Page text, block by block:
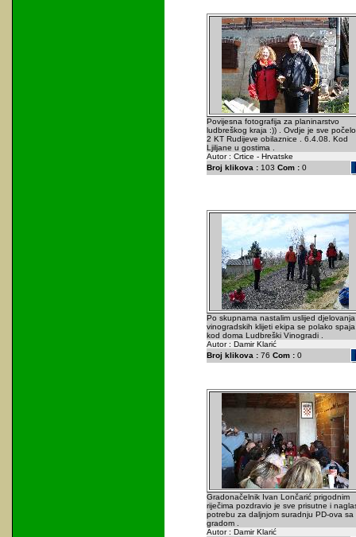
Povijesna fotografija za planinarstvo
ludbreškog kraja :)) . Ovdje je sve
2 KT Rudijeve obilaznice . 6.4.08. Kod
Ljiljane u gostima .
Autor : Crtice - Hrvatske
Broj klikova :103 Com :0
Po skupnama nastalim uslijed djelovanja
vinogradskih klijeti ekipa se polako spaja
kod doma Ludbreški Vinogradi .
Autor : Damir Klarić
Broj klikova :76 Com :0
Gradonačelnik Ivan Lončarić prigodnim
riječima pozdravio je sve prisutne i
potrebu za daljnjom suradnju PD-ova sa
gradom .
Autor : Damir Klarić